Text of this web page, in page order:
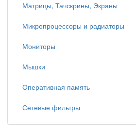
Матрицы, Тачскрины, Экраны
Микропроцессоры и радиаторы
Мониторы
Мышки
Оперативная память
Сетевые фильтры